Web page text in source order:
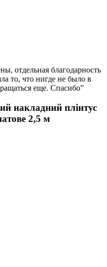
отдельная благодарность
то, что нигде не было в
еще. Спасибо”
накладний плінтус
2,5 м